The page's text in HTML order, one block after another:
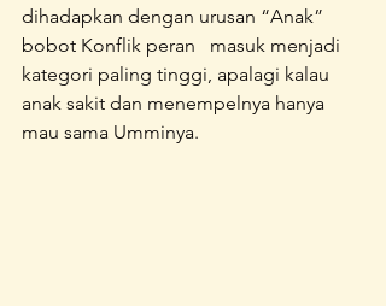
dihadapkan dengan urusan “Anak”
bobot Konflik peran   masuk menjadi
kategori paling tinggi, apalagi kalau
anak sakit dan menempelnya hanya
mau sama Umminya.